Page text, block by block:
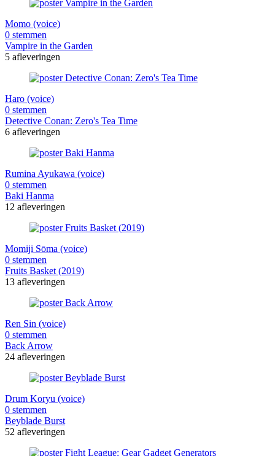
Momo (voice)
0 stemmen
Vampire in the Garden
5 afleveringen
Haro (voice)
0 stemmen
Detective Conan: Zero's Tea Time
6 afleveringen
Rumina Ayukawa (voice)
0 stemmen
Baki Hanma
12 afleveringen
Momiji Sōma (voice)
0 stemmen
Fruits Basket (2019)
13 afleveringen
Ren Sin (voice)
0 stemmen
Back Arrow
24 afleveringen
Drum Koryu (voice)
0 stemmen
Beyblade Burst
52 afleveringen